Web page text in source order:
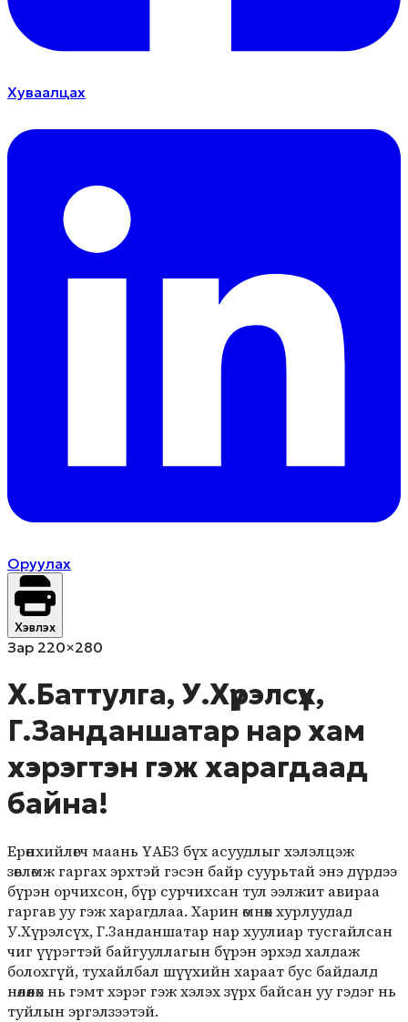
Хуваалцах
Оруулах
Хэвлэх
Зар 220×280
Х.Баттулга, У.Хүрэлсүх,
Г.Занданшатар нар хам
хэрэгтэн гэж харагдаад
байна!
Ерөнхийлөгч маань ҮАБЗ бүх асуудлыг хэлэлцэж
зөвлөмж гаргах эрхтэй гэсэн байр суурьтай энэ дүрдээ
бүрэн орчихсон, бүр сурчихсан тул ээлжит авираа
гаргав уу гэж харагдлаа. Харин өмнөх хурлуудад
У.Хүрэлсүх, Г.Занданшатар нар хуулиар тусгайлсан
чиг үүрэгтэй байгууллагын бүрэн эрхэд халдаж
болохгүй, тухайлбал шүүхийн хараат бус байдалд
нөлөөлөх нь гэмт хэрэг гэж хэлэх зүрх байсан уу гэдэг нь
туйлын эргэлзээтэй.